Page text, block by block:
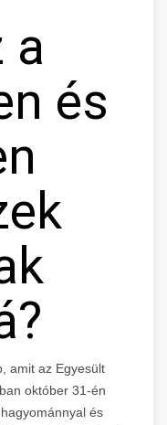
a
és
amit az Egyesült
október 31-én
és